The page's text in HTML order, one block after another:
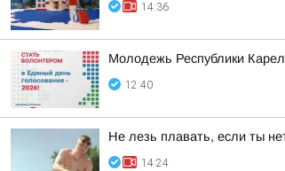
14:36
Молодежь Республики
12:40
Не лезь плавать, если ты
14:24